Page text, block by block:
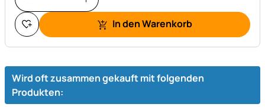
In den Warenkorb
Wird oft zusammen gekauft mit folgenden
Produkten: